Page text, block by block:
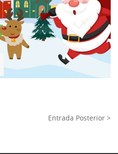
Entrada Posterior >